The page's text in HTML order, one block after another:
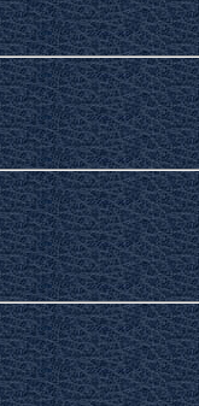
возраст и время
года
аптека Кузбасса